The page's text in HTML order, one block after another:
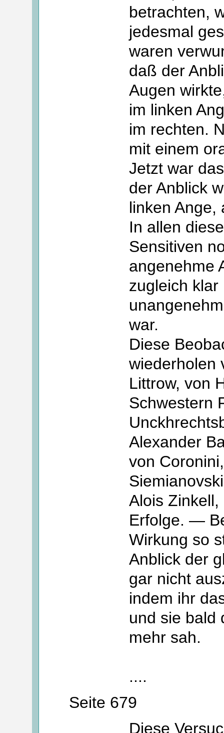
betrachten,
jedesmal
waren
daß der
Augen
im linken
im rechten.
mit einem
Jetzt war
der Anblick
linken Ange,
In allen
Sensitiven
angenehme
zugleich
war.
Diese
wiederholen
Littrow, von
Schwestern
Alexander
von
Alois
Erfolge. —
Wirkung so
Anblick der
gar nicht
indem ihr
und sie bald
mehr sah.
....
Seite 679
Diese